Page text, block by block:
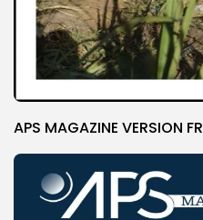
APS MAGAZINE VERSION FR